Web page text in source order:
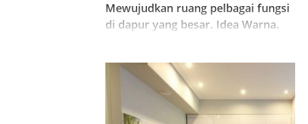
Mewujudkan ruang pelbagai fungsi
di dapur yang besar. Idea Warna.